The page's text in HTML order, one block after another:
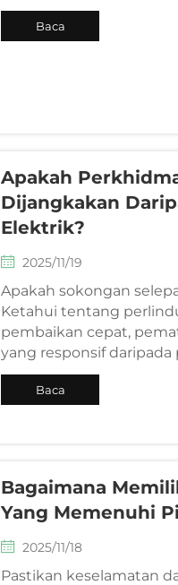
Baca
Apakah
Dijangkakan
Elektrik?
2025/11/19
Apakah sokongan
Ketahui tentang
pembaikan cepat,
yang responsif
lanjut.
Baca
Bagaimana
Yang Memenuhi
2025/11/18
Pastikan keselamatan